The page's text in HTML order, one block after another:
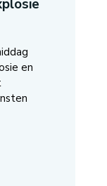
en